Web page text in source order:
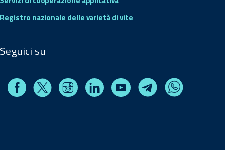
Registro nazionale delle varietà di vite
Seguici su
Facebook
X InstagramLinkedinYoutube TelegramWhatsapp